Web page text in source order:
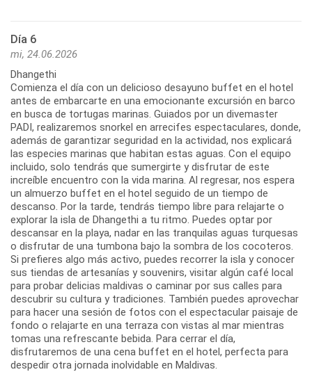
Día 6
mi, 24.06.2026
Dhangethi
Comienza el día con un delicioso desayuno buffet en el hotel
antes de embarcarte en una emocionante excursión en barco
en busca de tortugas marinas. Guiados por un divemaster
PADI, realizaremos snorkel en arrecifes espectaculares, donde,
además de garantizar seguridad en la actividad, nos explicará
las especies marinas que habitan estas aguas. Con el equipo
incluido, solo tendrás que sumergirte y disfrutar de este
increíble encuentro con la vida marina. Al regresar, nos espera
un almuerzo buffet en el hotel seguido de un tiempo de
descanso. Por la tarde, tendrás tiempo libre para relajarte o
explorar la isla de Dhangethi a tu ritmo. Puedes optar por
descansar en la playa, nadar en las tranquilas aguas turquesas
o disfrutar de una tumbona bajo la sombra de los cocoteros.
Si prefieres algo más activo, puedes recorrer la isla y conocer
sus tiendas de artesanías y souvenirs, visitar algún café local
para probar delicias maldivas o caminar por sus calles para
descubrir su cultura y tradiciones. También puedes aprovechar
para hacer una sesión de fotos con el espectacular paisaje de
fondo o relajarte en una terraza con vistas al mar mientras
tomas una refrescante bebida. Para cerrar el día,
disfrutaremos de una cena buffet en el hotel, perfecta para
despedir otra jornada inolvidable en Maldivas.